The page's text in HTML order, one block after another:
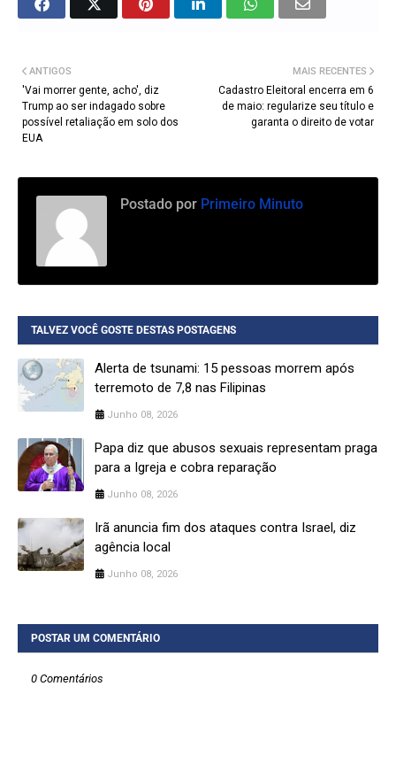
MAIS RECENTES
Cadastro Eleitoral encerra em 6
de maio: regularize seu título e
garanta o direito de votar
ANTIGOS
'Vai morrer gente, acho', diz
Trump ao ser indagado sobre
possível retaliação em solo dos
EUA
Postado por Primeiro Minuto
TALVEZ VOCÊ GOSTE DESTAS POSTAGENS
Alerta de tsunami: 15 pessoas morrem após
terremoto de 7,8 nas Filipinas
Junho 08, 2026
Papa diz que abusos sexuais representam praga
para a Igreja e cobra reparação
Junho 08, 2026
Irã anuncia fim dos ataques contra Israel, diz
agência local
Junho 08, 2026
POSTAR UM COMENTÁRIO
0 Comentários